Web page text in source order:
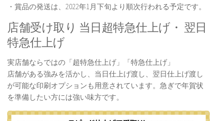
・賞品の発送は、2022年1月下旬より順次行われる予定です。
店舗受け取り 当日超特急仕上げ・ 翌日
特急仕上げ
実店舗ならではの「超特急仕上げ」「特急仕上げ」
店舗がある強みを活かし、当日仕上げ渡し、翌日仕上げ渡し
が可能な印刷オプションも用意されています。急ぎで年賀状
を準備したい方には強い味方です。